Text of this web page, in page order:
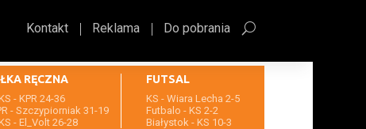
Kontakt Reklama Do pobrania
RĘCZNA
- KPR 24-36
- Szczypiorniak 31-19
- El_Volt 26-28
FUTSAL
KS - Wiara Lecha 2-5
Futbalo - KS 2-2
Białystok - KS 10-3